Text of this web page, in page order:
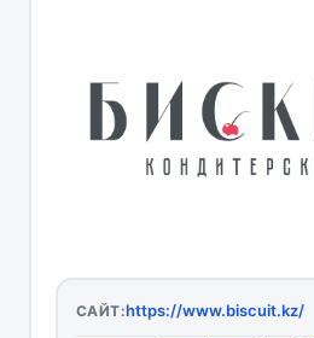
САЙТ:https://www.biscuit.kz/